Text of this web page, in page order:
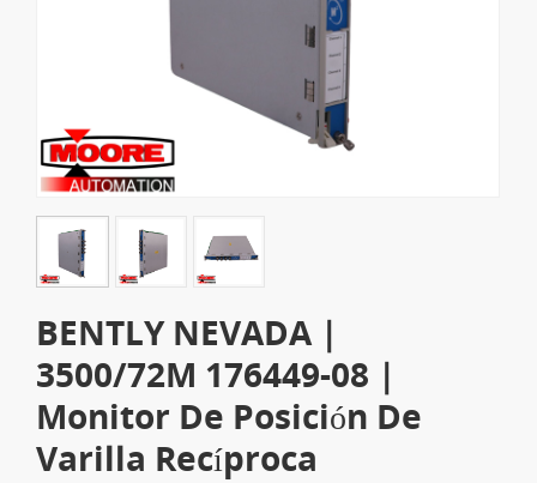
BENTLY NEVADA |
3500/72M 176449-08 |
Monitor De Posición De
Varilla Recíproca